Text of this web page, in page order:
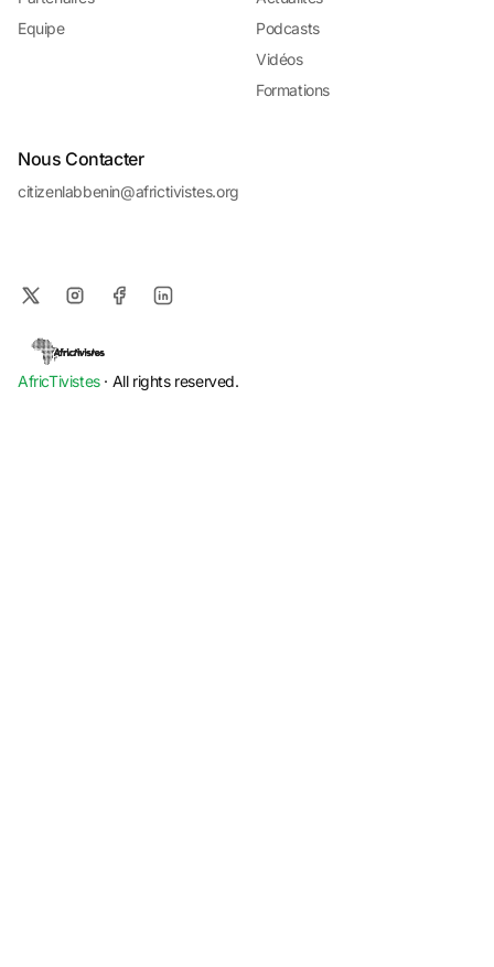
Equipe
Podcasts
Vidéos
Formations
Nous Contacter
citizenlabbenin@africtivistes.org
AfricTivistes· All rights reserved.